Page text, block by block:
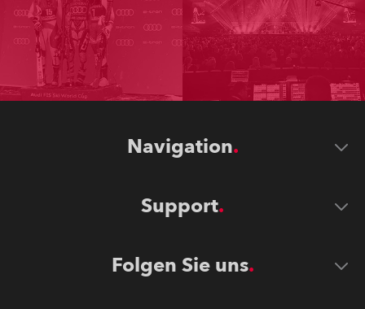
Navigation
Support
Folgen Sie uns